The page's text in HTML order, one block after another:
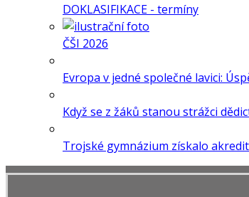
DOKLASIFIKACE - termíny
ČŠI 2026
Evropa v jedné společné lavici:
Když se z žáků stanou strážci
Trojské gymnázium získalo